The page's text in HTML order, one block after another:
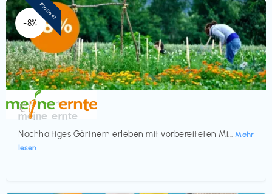
-8%
Küche & Haushalt
meine ernte
Nachhaltiges Gärtnern erleben mit vorbereiteten Mi... Mehr
lesen
€‎
Pioneer